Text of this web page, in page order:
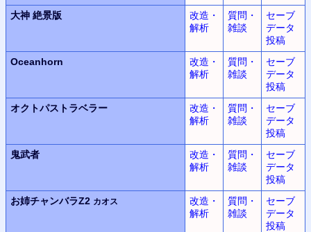
大神 絶景版
改造・
解析
質問・
雑談
セーブ
データ
投稿
Oceanhorn
改造・
解析
質問・
雑談
セーブ
データ
投稿
オクトパストラベラー
改造・
解析
質問・
雑談
セーブ
データ
投稿
鬼武者
改造・
解析
質問・
雑談
セーブ
データ
投稿
お姉チャンバラZ2 カオス
改造・
解析
質問・
雑談
セーブ
データ
投稿